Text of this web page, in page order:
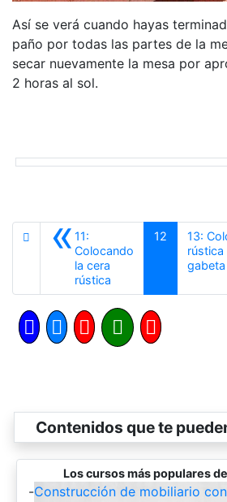
Así se verá cuando hayas
paño por todas las partes de la
secar nuevamente la mesa por
2 horas al sol.
«11:
Colocando
la cera
rústica
12
13:
rústica
Contenidos que te
Los cursos más populares
-Construcción de mobiliario